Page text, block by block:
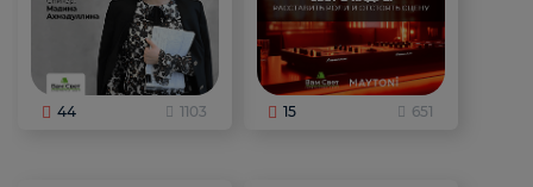
44 1103 15 651